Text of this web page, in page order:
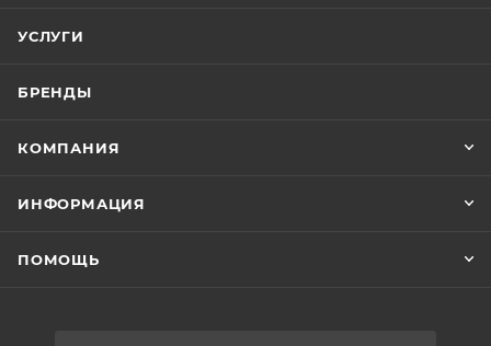
УСЛУГИ
БРЕНДЫ
КОМПАНИЯ
ИНФОРМАЦИЯ
ПОМОЩЬ